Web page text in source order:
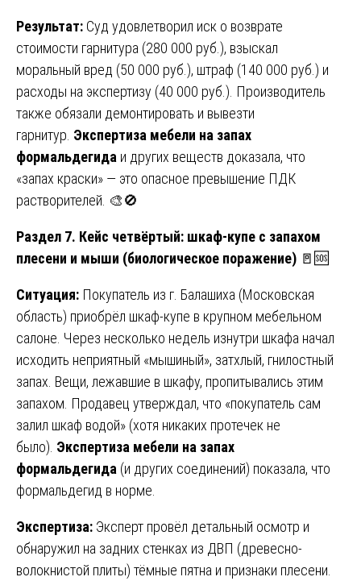
Результат: Суд удовлетворил иск о возврате
стоимости гарнитура (280 000 руб.), взыскал
моральный вред (50 000 руб.), штраф (140 000 руб.) и
расходы на экспертизу (40 000 руб.). Производитель
также обязали демонтировать и вывезти
гарнитур. Экспертиза мебели на запах
формальдегида и других веществ доказала, что
«запах краски» — это опасное превышение ПДК
растворителей. 🎨🚫
Раздел 7. Кейс четвёртый: шкаф-купе с запахом
плесени и мыши (биологическое поражение) 🚪🆘
Ситуация: Покупатель из г. Балашиха (Московская
область) приобрёл шкаф-купе в крупном мебельном
салоне. Через несколько недель изнутри шкафа начал
исходить неприятный «мышиный», затхлый, гнилостный
запах. Вещи, лежавшие в шкафу, пропитывались этим
запахом. Продавец утверждал, что «покупатель сам
залил шкаф водой» (хотя никаких протечек не
было). Экспертиза мебели на запах
формальдегида (и других соединений) показала, что
формальдегид в норме.
Экспертиза: Эксперт провёл детальный осмотр и
обнаружил на задних стенках из ДВП (древесно-
волокнистой плиты) тёмные пятна и признаки плесени.